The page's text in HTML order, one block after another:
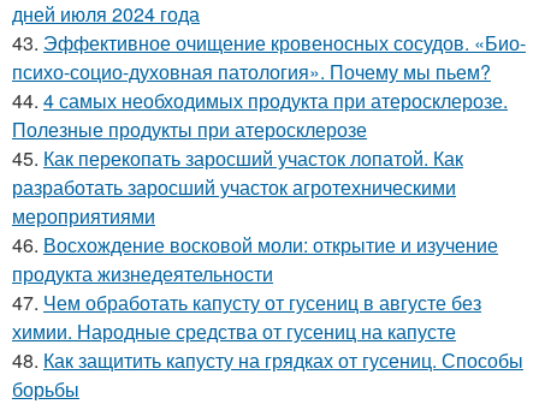
дней июля 2024 года
43. Эффективное очищение кровеносных сосудов. «Био-
психо-социо-духовная патология». Почему мы пьем?
44. 4 самых необходимых продукта при атеросклерозе.
Полезные продукты при атеросклерозе
45. Как перекопать заросший участок лопатой. Как
разработать заросший участок агротехническими
мероприятиями
46. Восхождение восковой моли: открытие и изучение
продукта жизнедеятельности
47. Чем обработать капусту от гусениц в августе без
химии. Народные средства от гусениц на капусте
48. Как защитить капусту на грядках от гусениц. Способы
борьбы